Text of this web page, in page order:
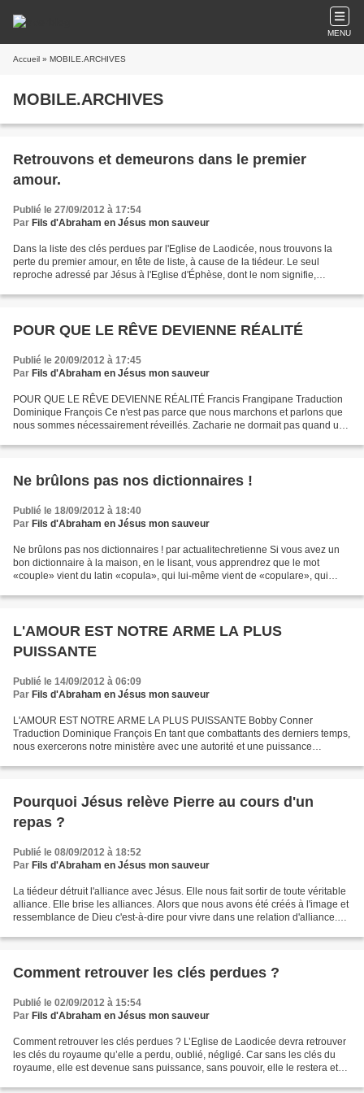
MENU
Accueil » MOBILE.ARCHIVES
MOBILE.ARCHIVES
Retrouvons et demeurons dans le premier
amour.
Publié le 27/09/2012 à 17:54
Par Fils d'Abraham en Jésus mon sauveur
Dans la liste des clés perdues par l'Eglise de Laodicée, nous trouvons la
perte du premier amour, en tête de liste, à cause de la tiédeur. Le seul
reproche adressé par Jésus à l'Eglise d'Éphèse, dont le nom signifie,
POUR QUE LE RÊVE DEVIENNE RÉALITÉ
Publié le 20/09/2012 à 17:45
Par Fils d'Abraham en Jésus mon sauveur
POUR QUE LE RÊVE DEVIENNE RÉALITÉ Francis Frangipane Traduction
Dominique François Ce n'est pas parce que nous marchons et parlons que
nous sommes nécessairement réveillés. Zacharie ne dormait pas quand un
Ne brûlons pas nos dictionnaires !
Publié le 18/09/2012 à 18:40
Par Fils d'Abraham en Jésus mon sauveur
Ne brûlons pas nos dictionnaires ! par actualitechretienne Si vous avez un
bon dictionnaire à la maison, en le lisant, vous apprendrez que le mot
«couple» vient du latin «copula», qui lui-même vient de «copulare», qui
L'AMOUR EST NOTRE ARME LA PLUS
PUISSANTE
Publié le 14/09/2012 à 06:09
Par Fils d'Abraham en Jésus mon sauveur
L'AMOUR EST NOTRE ARME LA PLUS PUISSANTE Bobby Conner
Traduction Dominique François En tant que combattants des derniers temps,
nous exercerons notre ministère avec une autorité et une puissance
Pourquoi Jésus relève Pierre au cours d'un
repas ?
Publié le 08/09/2012 à 18:52
Par Fils d'Abraham en Jésus mon sauveur
La tiédeur détruit l'alliance avec Jésus. Elle nous fait sortir de toute véritable
alliance. Elle brise les alliances. Alors que nous avons été créés à l'image et
ressemblance de Dieu c'est-à-dire pour vivre dans une relation d'alliance.
Comment retrouver les clés perdues ?
Publié le 02/09/2012 à 15:54
Par Fils d'Abraham en Jésus mon sauveur
Comment retrouver les clés perdues ? L’Eglise de Laodicée devra retrouver
les clés du royaume qu’elle a perdu, oublié, négligé. Car sans les clés du
royaume, elle est devenue sans puissance, sans pouvoir, elle le restera et